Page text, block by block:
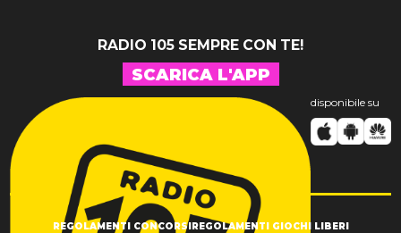
RADIO 105 SEMPRE CON TE!
SCARICA L'APP
disponibile su
REGOLAMENTI CONCORSI REGOLAMENTI GIOCHI LIBERI